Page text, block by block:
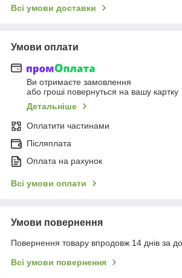
Всі умови доставки
Умови оплати
Ви отримаєте замовлення
або гроші повернуться на вашу картку
Детальніше
Оплатити частинами
Післяплата
Оплата на рахунок
Всі умови оплати
Умови повернення
Повернення товару впродовж 14 днів за
Всі умови повернення